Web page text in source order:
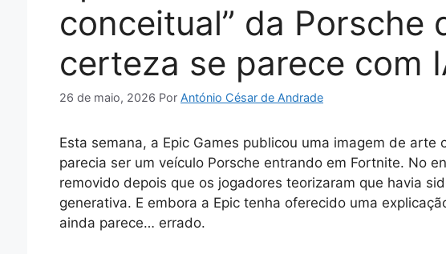
conceitual” da Porsche
certeza se parece com
26 de maio, 2026 Por António César de Andrade
Esta semana, a Epic Games publicou uma imagem de arte
parecia ser um veículo Porsche entrando em Fortnite. No
removido depois que os jogadores teorizaram que havia
generativa. E embora a Epic tenha oferecido uma
ainda parece… errado.